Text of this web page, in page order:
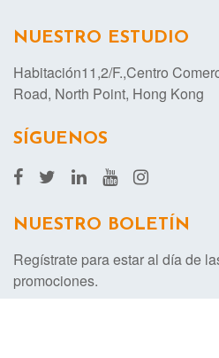
NUESTRO ESTUDIO
Habitación11,2/F.,Centro
Road, North Point, Hong Kong
SÍGUENOS
NUESTRO BOLETÍN
Regístrate para estar al día de
promociones.